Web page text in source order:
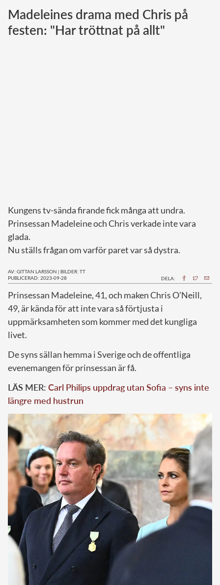
Norska kungahuset
Danska kungahuset
Madeleines drama med Chris på
festen: "Har tröttnat på allt"
Kungens tv-sända firande fick många att undra.
Prinsessan Madeleine och Chris verkade inte vara
glada.
Nu ställs frågan om varför paret var så dystra.
AV: GITTAN LARSSON | BILDER: TT
PUBLICERAD: 2023-09-28
DELA:
Prinsessan Madeleine, 41, och maken Chris O’Neill,
49, är kända för att inte vara så förtjusta i
uppmärksamheten som kommer med det kungliga
livet.
De syns sällan hemma i Sverige och de offentliga
evenemangen för prinsessan är få.
LÄS MER: Carl Philips uppdrag utan Sofia – syns inte
längre med hustrun